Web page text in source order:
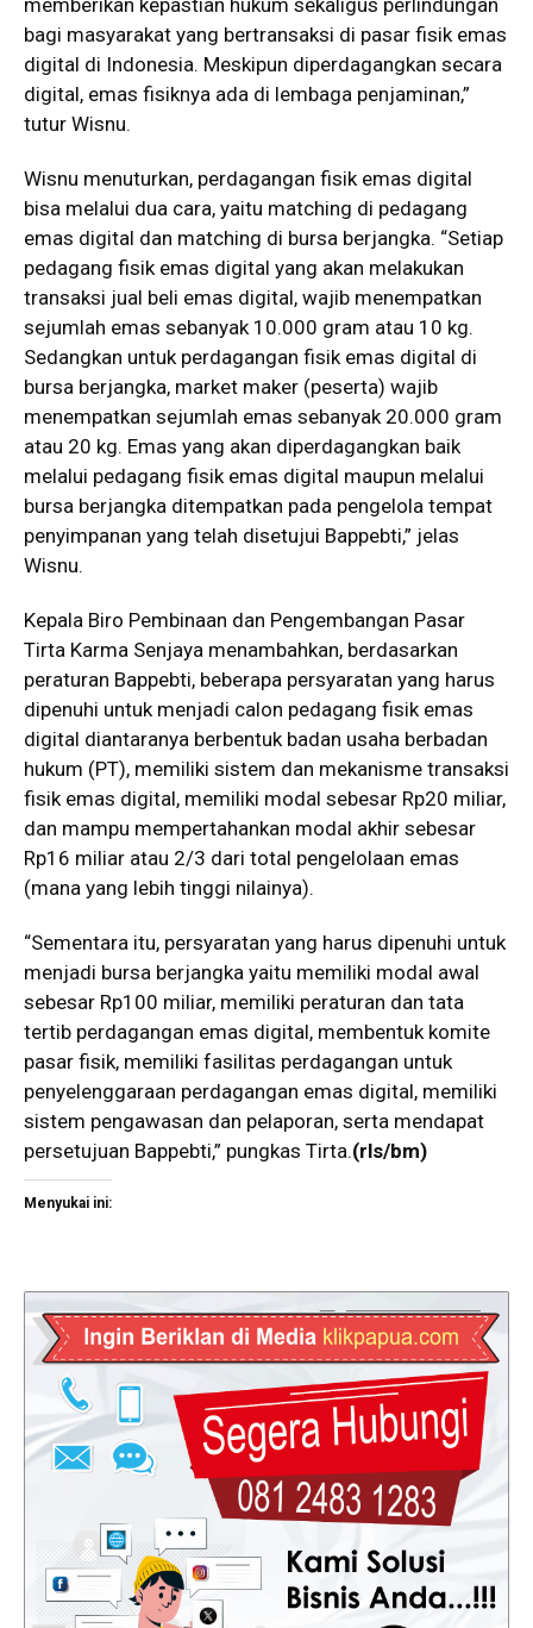
memberikan kepastian hukum sekaligus perlindungan
bagi masyarakat yang bertransaksi di pasar fisik emas
digital di Indonesia. Meskipun diperdagangkan secara
digital, emas fisiknya ada di lembaga penjaminan,”
tutur Wisnu.
Wisnu menuturkan, perdagangan fisik emas digital
bisa melalui dua cara, yaitu matching di pedagang
emas digital dan matching di bursa berjangka. “Setiap
pedagang fisik emas digital yang akan melakukan
transaksi jual beli emas digital, wajib menempatkan
sejumlah emas sebanyak 10.000 gram atau 10 kg.
Sedangkan untuk perdagangan fisik emas digital di
bursa berjangka, market maker (peserta) wajib
menempatkan sejumlah emas sebanyak 20.000 gram
atau 20 kg. Emas yang akan diperdagangkan baik
melalui pedagang fisik emas digital maupun melalui
bursa berjangka ditempatkan pada pengelola tempat
penyimpanan yang telah disetujui Bappebti,” jelas
Wisnu.
Kepala Biro Pembinaan dan Pengembangan Pasar
Tirta Karma Senjaya menambahkan, berdasarkan
peraturan Bappebti, beberapa persyaratan yang harus
dipenuhi untuk menjadi calon pedagang fisik emas
digital diantaranya berbentuk badan usaha berbadan
hukum (PT), memiliki sistem dan mekanisme transaksi
fisik emas digital, memiliki modal sebesar Rp20 miliar,
dan mampu mempertahankan modal akhir sebesar
Rp16 miliar atau 2/3 dari total pengelolaan emas
(mana yang lebih tinggi nilainya).
“Sementara itu, persyaratan yang harus dipenuhi untuk
menjadi bursa berjangka yaitu memiliki modal awal
sebesar Rp100 miliar, memiliki peraturan dan tata
tertib perdagangan emas digital, membentuk komite
pasar fisik, memiliki fasilitas perdagangan untuk
penyelenggaraan perdagangan emas digital, memiliki
sistem pengawasan dan pelaporan, serta mendapat
persetujuan Bappebti,” pungkas Tirta.(rls/bm)
Menyukai ini: